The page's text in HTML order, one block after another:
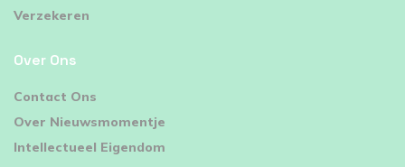
Verzekeren
Over Ons
Contact Ons
Over Nieuwsmomentje
Intellectueel Eigendom